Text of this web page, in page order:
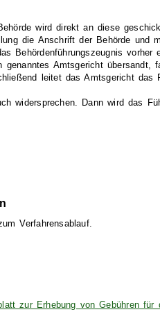
wird direkt an diese
die Anschrift der Behörde und
Behördenführungszeugnis vorher
Amtsgericht übersandt,
leitet das Amtsgericht das
widersprechen. Dann wird das
Verfahrensablauf.
zur Erhebung von Gebühren für